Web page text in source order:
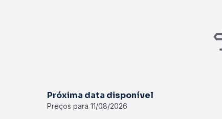
Próxima data disponível
Preços para 11/08/2026